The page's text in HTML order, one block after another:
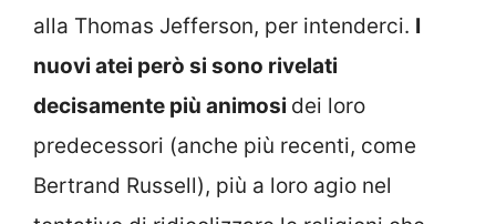
alla Thomas Jefferson, per intenderci. I
nuovi atei però si sono rivelati
decisamente più animosi dei loro
predecessori (anche più recenti, come
Bertrand Russell), più a loro agio nel